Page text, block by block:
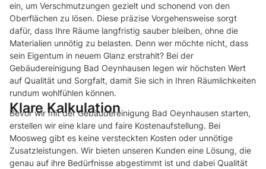
ein, um Verschmutzungen gezielt und schonend von den
Oberflächen zu lösen. Diese präzise Vorgehensweise sorgt
dafür, dass Ihre Räume langfristig sauber bleiben, ohne die
Materialien unnötig zu belasten. Denn wer möchte nicht, dass
sein Eigentum in neuem Glanz erstrahlt? Bei der
Gebäudereinigung Bad Oeynhausen legen wir höchsten Wert
auf Qualität und Sorgfalt, damit Sie sich in Ihren Räumlichkeiten
rundum wohlfühlen können.
Klare Kalkulation
Bevor wir mit der Gebäudereinigung Bad Oeynhausen starten,
erstellen wir eine klare und faire Kostenaufstellung. Bei
Moosweg gibt es keine versteckten Kosten oder unnötige
Zusatzleistungen. Wir bieten unseren Kunden eine Lösung, die
genau auf ihre Bedürfnisse abgestimmt ist und dabei Qualität